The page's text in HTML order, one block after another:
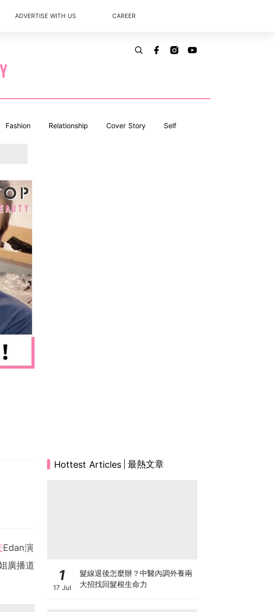
ADVERTISE WITH US CAREER
Fashion Relationship Cover Story Self
Edan演
廣播道
Hottest Articles 最熱文章
1
17 Jul
髮線退後怎麼辦？中醫內調外養兩
大招找回髮根生命力